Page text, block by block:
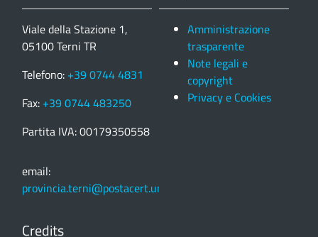
Viale della Stazione 1,
05100 Terni TR
Telefono: +39 0744 4831
Fax: +39 0744 483250
Partita IVA: 00179350558
email:
provincia.terni@postacert.umbria.it
Amministrazione
trasparente
Note legali e
copyright
Privacy e Cookies
Credits